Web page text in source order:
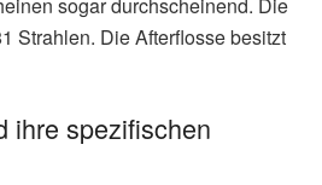
Strahlen. Die Afterflosse besitzt
ihre spezifischen